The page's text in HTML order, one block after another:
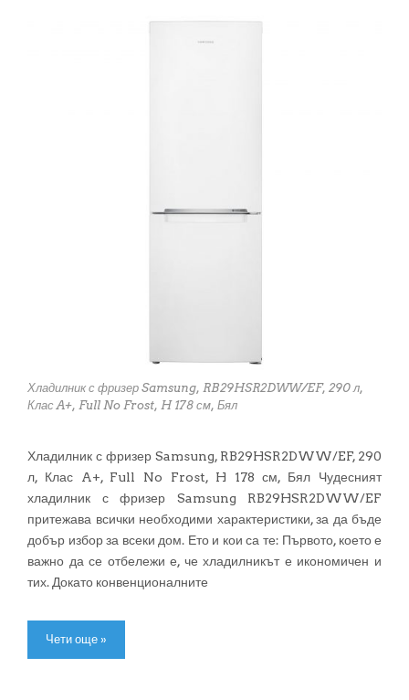
Хладилник с фризер Samsung, RB29HSR2DWW/EF, 290 л,
Клас A+, Full No Frost, H 178 см, Бял
Хладилник с фризер Samsung, RB29HSR2DWW/EF, 290
л, Клас A+, Full No Frost, H 178 см, Бял Чудесният
хладилник с фризер Samsung RB29HSR2DWW/EF
притежава всички необходими характеристики, за да бъде
добър избор за всеки дом. Ето и кои са те: Първото, което е
важно да се отбележи е, че хладилникът е икономичен и
тих. Докато конвенционалните
Чети още »